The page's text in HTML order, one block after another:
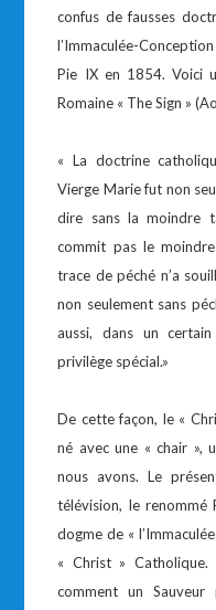
confus de fausses
l’Immaculée-
Pie IX en 1854. Voici
Romaine « The Sign »
« La doctrine
Vierge Marie fut non
dire sans la moindre
commit pas le
trace de péché n’a
non seulement sans
aussi, dans un
privilège spécial.»
De cette façon, le «
né avec une « chair »,
nous avons. Le
télévision, le renommé
dogme de «
« Christ » Catholique.
comment un